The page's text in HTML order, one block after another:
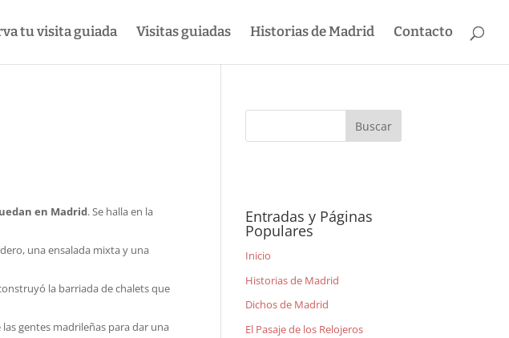
tu visita guiada Visitas guiadas Historias de Madrid Contacto
en Madrid. Se halla en la
una ensalada mixta y una
la barriada de chalets que
gentes madrileñas para dar una
Entradas y Páginas
Populares
Inicio
Historias de Madrid
Dichos de Madrid
El Pasaje de los Relojeros